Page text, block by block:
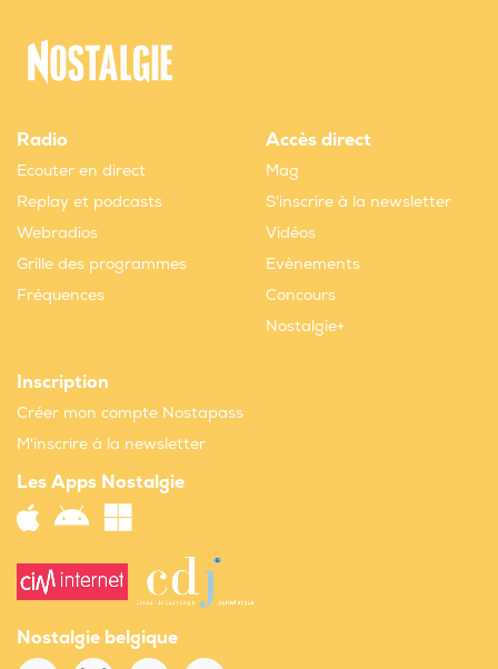
Radio
Ecouter en direct
Replay et podcasts
Webradios
Grille des programmes
Fréquences
Accès direct
Mag
S'inscrire à la newsletter
Vidéos
Evènements
Concours
Nostalgie+
Inscription
Créer mon compte Nostapass
M'inscrire à la newsletter
Les Apps Nostalgie
Nostalgie belgique